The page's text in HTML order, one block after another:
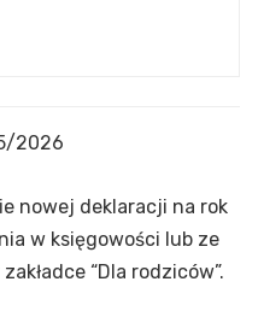
2026
nowej deklaracji na rok
w księgowości lub ze
“Dla rodziców”.